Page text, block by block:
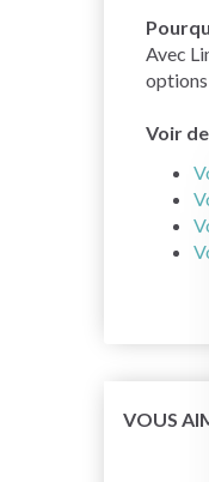
Avec
options
Voir
VOUS